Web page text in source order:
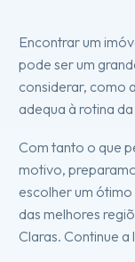
Encontrar um
pode ser um
considerar, como
adequa à rotina
Com tanto o que
motivo,
escolher um
das melhores
Claras. Continue